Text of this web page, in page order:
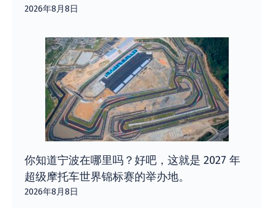
2026年8月8日
你知道宁波在哪里吗？好吧，这就是 2027 年
超级摩托车世界锦标赛的举办地。
2026年8月8日